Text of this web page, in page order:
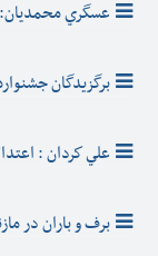
عسگري محمديان:
برگزیدگان
علي كردان :
برف و باران در